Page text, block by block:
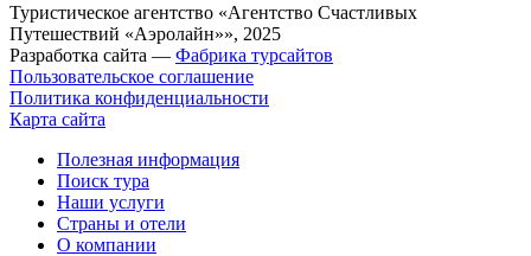
Туристическое агентство «Агентство Счастливых
Путешествий «Аэролайн»», 2025
Разработка сайта — Фабрика турсайтов
Пользовательское соглашение
Политика конфиденциальности
Карта сайта
Полезная информация
Поиск тура
Наши услуги
Страны и отели
О компании